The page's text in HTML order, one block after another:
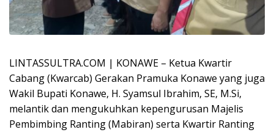
LINTASSULTRA.COM | KONAWE – Ketua Kwartir
Cabang (Kwarcab) Gerakan Pramuka Konawe yang juga
Wakil Bupati Konawe, H. Syamsul Ibrahim, SE, M.Si,
melantik dan mengukuhkan kepengurusan Majelis
Pembimbing Ranting (Mabiran) serta Kwartir Ranting